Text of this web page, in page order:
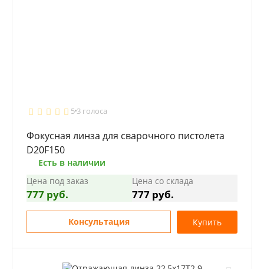
5 3 голоса
Фокусная линза для сварочного пистолета
D20F150
Есть в наличии
Цена под заказ
777 руб.
Цена со склада
777 руб.
Консультация Купить